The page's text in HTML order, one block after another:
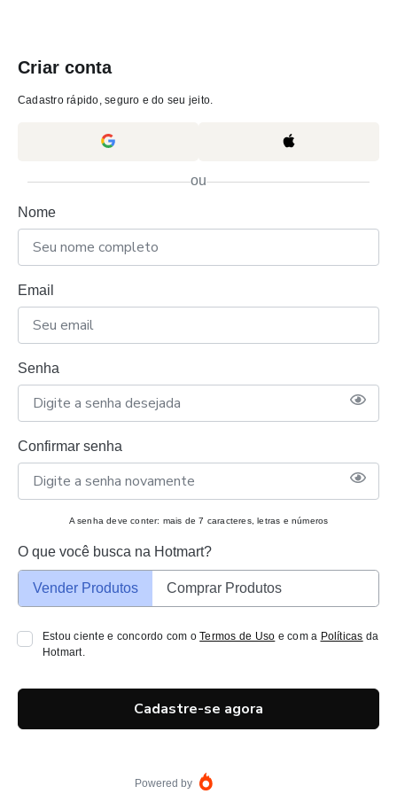
Criar conta
Cadastro rápido, seguro e do seu jeito.
ou
Nome
Email
Senha
Confirmar senha
A senha deve conter: mais de 7 caracteres, letras e números
O que você busca na Hotmart?
Vender Produtos Comprar Produtos
Estou ciente e concordo com oTermos de Uso e com a Políticas da
Hotmart.
Cadastre-se agora
Powered by